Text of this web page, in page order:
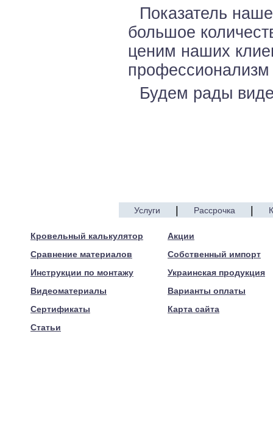
Показатель
большое
ценим наших
Будем рады
Услуги | Рассрочка |
Кровельный калькулятор
Сравнение материалов
Инструкции по монтажу
Видеоматериалы
Сертификаты
Статьи
Акции
Собственный импорт
Украинская продукция
Варианты оплаты
Карта сайта